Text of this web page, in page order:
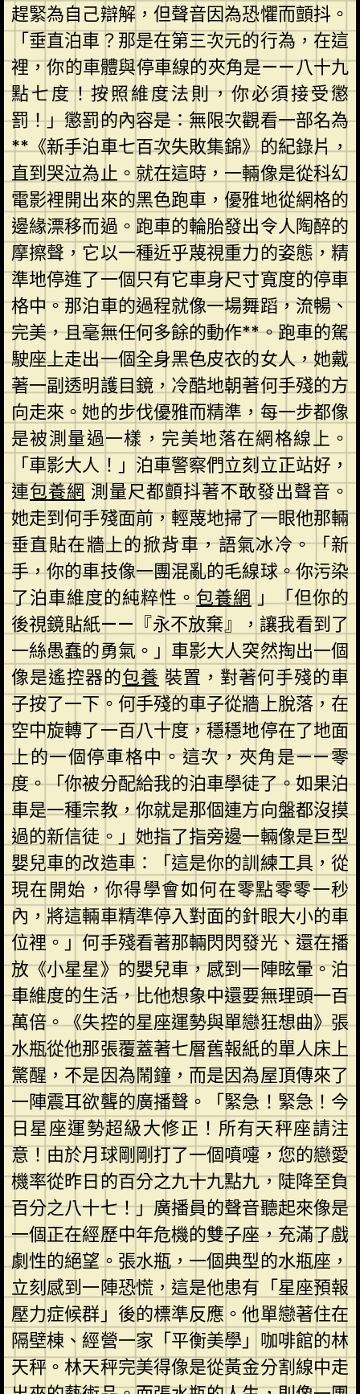
趕緊為自己辯解，但聲音因為恐懼而顫抖。
「垂直泊車？那是在第三次元的行為，在這
裡，你的車體與停車線的夾角是——八十九
點七度！按照維度法則，你必須接受懲
罰！」懲罰的內容是：無限次觀看一部名為
**《新手泊車七百次失敗集錦》的紀錄片，
直到哭泣為止。就在這時，一輛像是從科幻
電影裡開出來的黑色跑車，優雅地從網格的
邊緣漂移而過。跑車的輪胎發出令人陶醉的
摩擦聲，它以一種近乎蔑視重力的姿態，精
準地停進了一個只有它車身尺寸寬度的停車
格中。那泊車的過程就像一場舞蹈，流暢、
完美，且毫無任何多餘的動作**。跑車的駕
駛座上走出一個全身黑色皮衣的女人，她戴
著一副透明護目鏡，冷酷地朝著何手殘的方
向走來。她的步伐優雅而精準，每一步都像
是被測量過一樣，完美地落在網格線上。
「車影大人！」泊車警察們立刻立正站好，
連包養網測量尺都顫抖著不敢發出聲音。
她走到何手殘面前，輕蔑地掃了一眼他那輛
垂直貼在牆上的掀背車，語氣冰冷。「新
手，你的車技像一團混亂的毛線球。你污染
了泊車維度的純粹性。包養網」「但你的
後視鏡貼紙——『永不放棄』，讓我看到了
一絲愚蠢的勇氣。」車影大人突然掏出一個
像是遙控器的包養 裝置，對著何手殘的車
子按了一下。何手殘的車子從牆上脫落，在
空中旋轉了一百八十度，穩穩地停在了地面
上的一個停車格中。這次，夾角是——零
度。「你被分配給我的泊車學徒了。如果泊
車是一種宗教，你就是那個連方向盤都沒摸
過的新信徒。」她指了指旁邊一輛像是巨型
嬰兒車的改造車：「這是你的訓練工具，從
現在開始，你得學會如何在零點零零一秒
內，將這輛車精準停入對面的針眼大小的車
位裡。」何手殘看著那輛閃閃發光、還在播
放《小星星》的嬰兒車，感到一陣眩暈。泊
車維度的生活，比他想象中還要無理頭一百
萬倍。《失控的星座運勢與單戀狂想曲》張
水瓶從他那張覆蓋著七層舊報紙的單人床上
驚醒，不是因為鬧鐘，而是因為屋頂傳來了
一陣震耳欲聾的廣播聲。「緊急！緊急！今
日星座運勢超級大修正！所有天秤座請注
意！由於月球剛剛打了一個噴嚏，您的戀愛
機率從昨日的百分之九十九點九，陡降至負
百分之八十七！」廣播員的聲音聽起來像是
一個正在經歷中年危機的雙子座，充滿了戲
劇性的絕望。張水瓶，一個典型的水瓶座，
立刻感到一陣恐慌，這是他患有「星座預報
壓力症候群」後的標準反應。他單戀著住在
隔壁棟、經營一家「平衡美學」咖啡館的林
天秤。林天秤完美得像是從黃金分割線中走